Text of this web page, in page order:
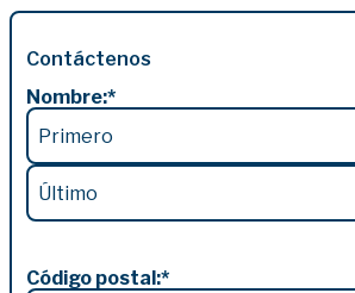
Contáctenos
Nombre:*
Código postal:*